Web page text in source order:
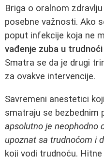
Briga o oralnom
posebne važnosti. Ako
poput infekcije koja ne
vađenje zuba u trudnoći
Smatra se da je drugi
za ovakve intervencije.
Savremeni anestetici
smatraju se bezbednim
apsolutno je neophodno
upoznat sa trudnoćom i
koji vodi trudnoću.